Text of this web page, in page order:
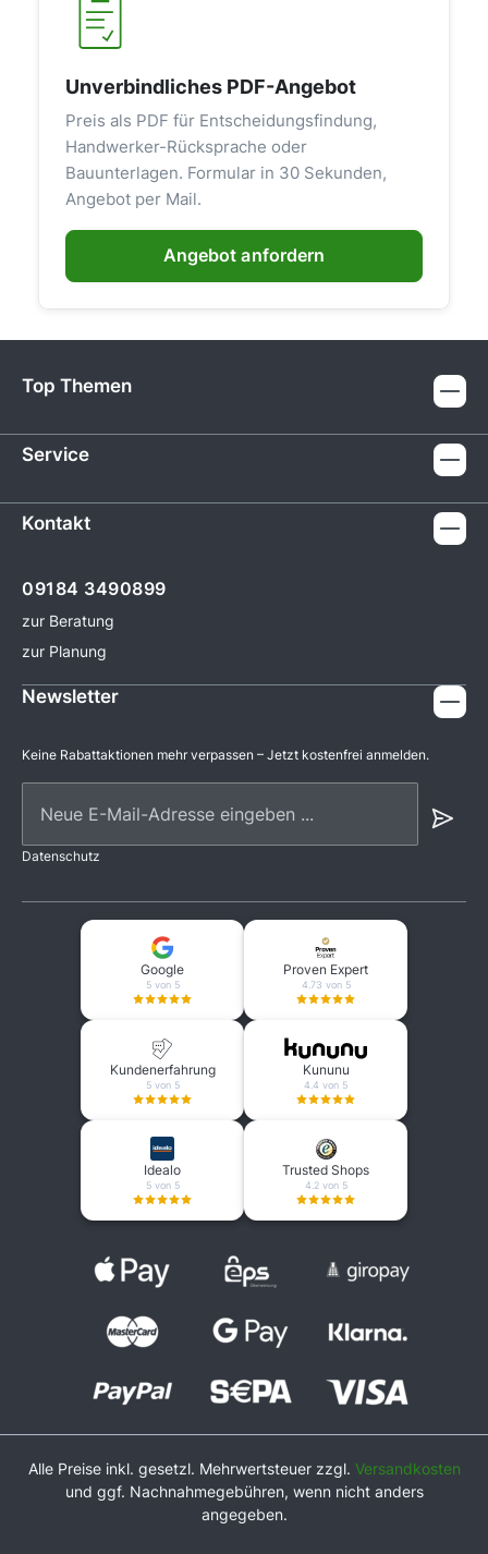
Unverbindliches PDF-Angebot
Preis als PDF für Entscheidungsfindung,
Handwerker-Rücksprache oder
Bauunterlagen. Formular in 30 Sekunden,
Angebot per Mail.
Angebot anfordern
Top Themen
Service
Kontakt
09184 3490899
zur Beratung
zur Planung
Newsletter
Keine Rabattaktionen mehr verpassen – Jetzt kostenfrei anmelden.
Datenschutz
Google
5 von 5
Proven Expert
4.73 von 5
Kundenerfahrung
5 von 5
Kununu
4.4 von 5
Idealo
5 von 5
Trusted Shops
4.2 von 5
Alle Preise inkl. gesetzl. Mehrwertsteuer zzgl. Versandkosten
und ggf. Nachnahmegebühren, wenn nicht anders
angegeben.